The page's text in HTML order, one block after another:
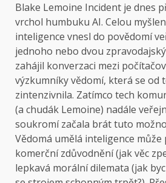
Blake Lemoine Incident je dnes
vrchol humbuku AI. Celou
inteligence vnesl do povědomí
jednoho nebo dvou
zahájil konverzaci mezi
výzkumníky vědomí, která se od
zintenzivnila. Zatímco tech
(a chudák Lemoine) nadále
soukromí začala brát tuto
Vědomá umělá inteligence
komerční zdůvodnění (jak věc
lepkavá morální dilemata (jak